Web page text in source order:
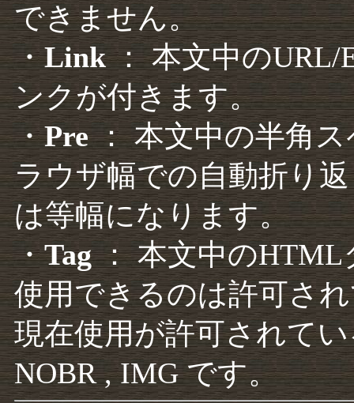
できません。
・Link： 本文中のURL/
ンクが付きます。
・Pre： 本文中の半角
ラウザ幅での自動折り
は等幅になります。
・Tag： 本文中のHTML
使用できるのは許可さ
現在使用が許可されて
NOBR , IMG です。